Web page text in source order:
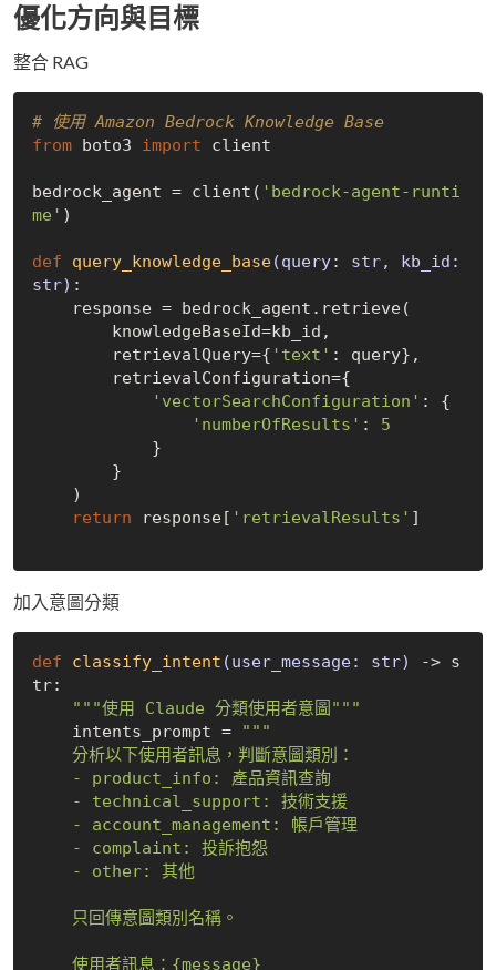
優化方向與目標
整合 RAG
# 使用 Amazon Bedrock Knowledge Base
from boto3 import client
bedrock_agent = client( 'bedrock-agent-runti
me' )
def query_knowledge_base(query: str, kb_id:
str) :
        retrievalQuery={
'text' : query},
'vectorSearchConfiguration' : {
'numberOfResults' : 5
return response[ 'retrievalResults' ]
加入意圖分類
def classify_intent (user_message: str)
-> s
tr:
"""使用 Claude 分類使用者意圖"""
    intents_prompt =
"""